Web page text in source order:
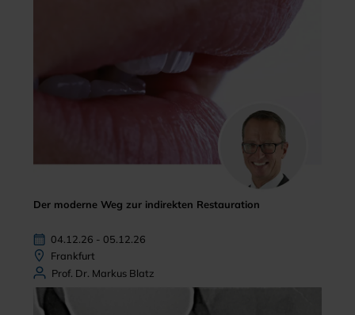
Der moderne Weg zur indirekten Restauration
04.12.26 - 05.12.26
Frankfurt
Prof. Dr. Markus Blatz